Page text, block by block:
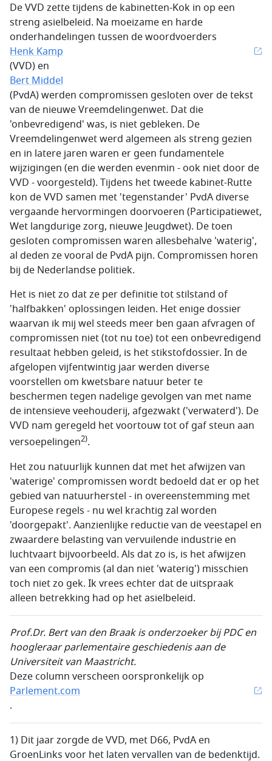
De VVD zette tijdens de kabinetten-Kok in op een
streng asielbeleid. Na moeizame en harde
onderhandelingen tussen de woordvoerders
Henk Kamp
(VVD) en
Bert Middel
(PvdA) werden compromissen gesloten over de tekst
van de nieuwe Vreemdelingenwet. Dat die
'onbevredigend' was, is niet gebleken. De
Vreemdelingenwet werd algemeen als streng gezien
en in latere jaren waren er geen fundamentele
wijzigingen (en die werden evenmin - ook niet door de
VVD - voorgesteld). Tijdens het tweede kabinet-Rutte
kon de VVD samen met 'tegenstander' PvdA diverse
vergaande hervormingen doorvoeren (Participatiewet,
Wet langdurige zorg, nieuwe Jeugdwet). De toen
gesloten compromissen waren allesbehalve 'waterig',
al deden ze vooral de PvdA pijn. Compromissen horen
bij de Nederlandse politiek.
Het is niet zo dat ze per definitie tot stilstand of
'halfbakken' oplossingen leiden. Het enige dossier
waarvan ik mij wel steeds meer ben gaan afvragen of
compromissen niet (tot nu toe) tot een onbevredigend
resultaat hebben geleid, is het stikstofdossier. In de
afgelopen vijfentwintig jaar werden diverse
voorstellen om kwetsbare natuur beter te
beschermen tegen nadelige gevolgen van met name
de intensieve veehouderij, afgezwakt ('verwaterd'). De
VVD nam geregeld het voortouw tot of gaf steun aan
versoepelingen2).
Het zou natuurlijk kunnen dat met het afwijzen van
'waterige' compromissen wordt bedoeld dat er op het
gebied van natuurherstel - in overeenstemming met
Europese regels - nu wel krachtig zal worden
'doorgepakt'. Aanzienlijke reductie van de veestapel en
zwaardere belasting van vervuilende industrie en
luchtvaart bijvoorbeeld. Als dat zo is, is het afwijzen
van een compromis (al dan niet 'waterig') misschien
toch niet zo gek. Ik vrees echter dat de uitspraak
alleen betrekking had op het asielbeleid.
Prof.Dr. Bert van den Braak is onderzoeker bij PDC en
hoogleraar parlementaire geschiedenis aan de
Universiteit van Maastricht.
Deze column verscheen oorspronkelijk op
Parlement.com
.
1) Dit jaar zorgde de VVD, met D66, PvdA en
GroenLinks voor het laten vervallen van de bedenktijd.